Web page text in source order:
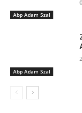
Abp Adam Szal
Abp Adam Szal